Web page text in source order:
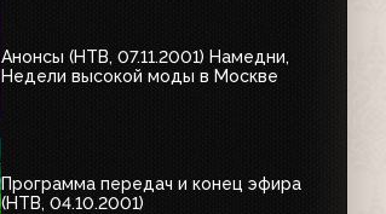
Анонсы (НТВ, 07.11.2001) Намедни,
Недели высокой моды в Москве
Программа передач и конец эфира
(НТВ, 04.10.2001)